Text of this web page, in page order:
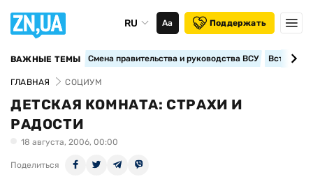
RU Аа Поддержать
ВАЖНЫЕ ТЕМЫ Смена правительства и руководства ВСУ
ГЛАВНАЯ СОЦИУМ
ДЕТСКАЯ КОМНАТА: СТРАХИ И
РАДОСТИ
18 августа, 2006, 00:00
Поделиться